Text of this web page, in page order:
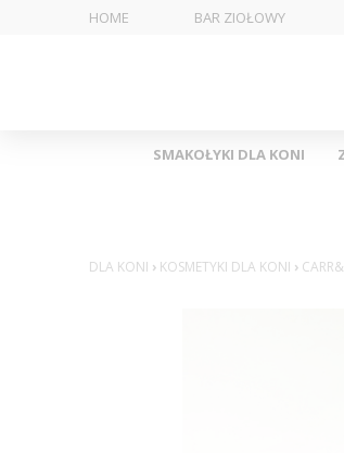
HOME BAR ZIOŁOWY
SMAKOŁYKI DLA KONI
DLA KONI › KOSMETYKI DLA KONI ›